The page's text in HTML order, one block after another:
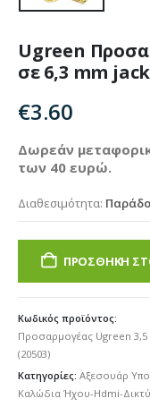
Ugreen
σε 6,3 mm
€3.60
Δωρεάν
των 40 ευρώ.
Διαθεσιμότητα:
ΠΡΟΣΘΉΚΗ
Κωδικός προϊόντος:
Προσαρμογέας Ugreen
(20503)
Κατηγορίες: Αξεσουάρ
Καλώδια Ήχου-Hdmi-